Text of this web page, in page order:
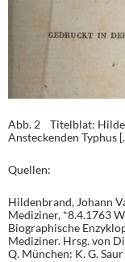
Abb. 2 Titelblat:
Ansteckenden Typhus
Quellen:
Hildenbrand, Johann
Mediziner, *8.4.1763
Biographische
Mediziner. Hrsg. von
Q. München: K. G.